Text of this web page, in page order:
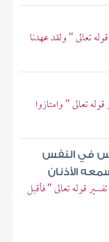
تعالى " ولقد عهدنا
تعالى " وامتازوا
في النفس
الأذنان
قوله تعالى " فأقبل